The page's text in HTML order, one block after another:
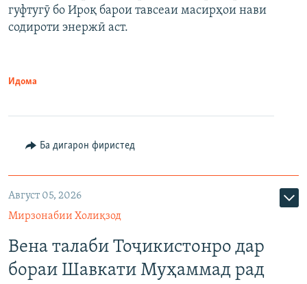
гуфтугӯ бо Ироқ барои тавсеаи масирҳои нави
содироти энержӣ аст.
Идома
Ба дигарон фиристед
Август 05, 2026
Мирзонабии Холиқзод
Вена талаби Тоҷикистонро дар
бораи Шавкати Муҳаммад рад